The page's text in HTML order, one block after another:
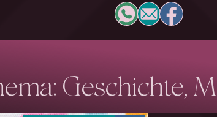
Geschichte,